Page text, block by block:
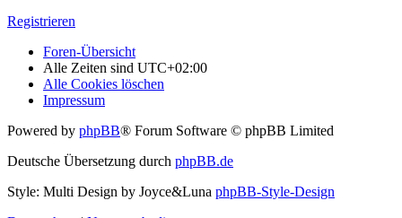
Registrieren
Foren-Übersicht
Alle Zeiten sind UTC+02:00
Alle Cookies löschen
Impressum
Powered by phpBB® Forum Software © phpBB Limited
Deutsche Übersetzung durch phpBB.de
Style: Multi Design by Joyce&Luna phpBB-Style-Design